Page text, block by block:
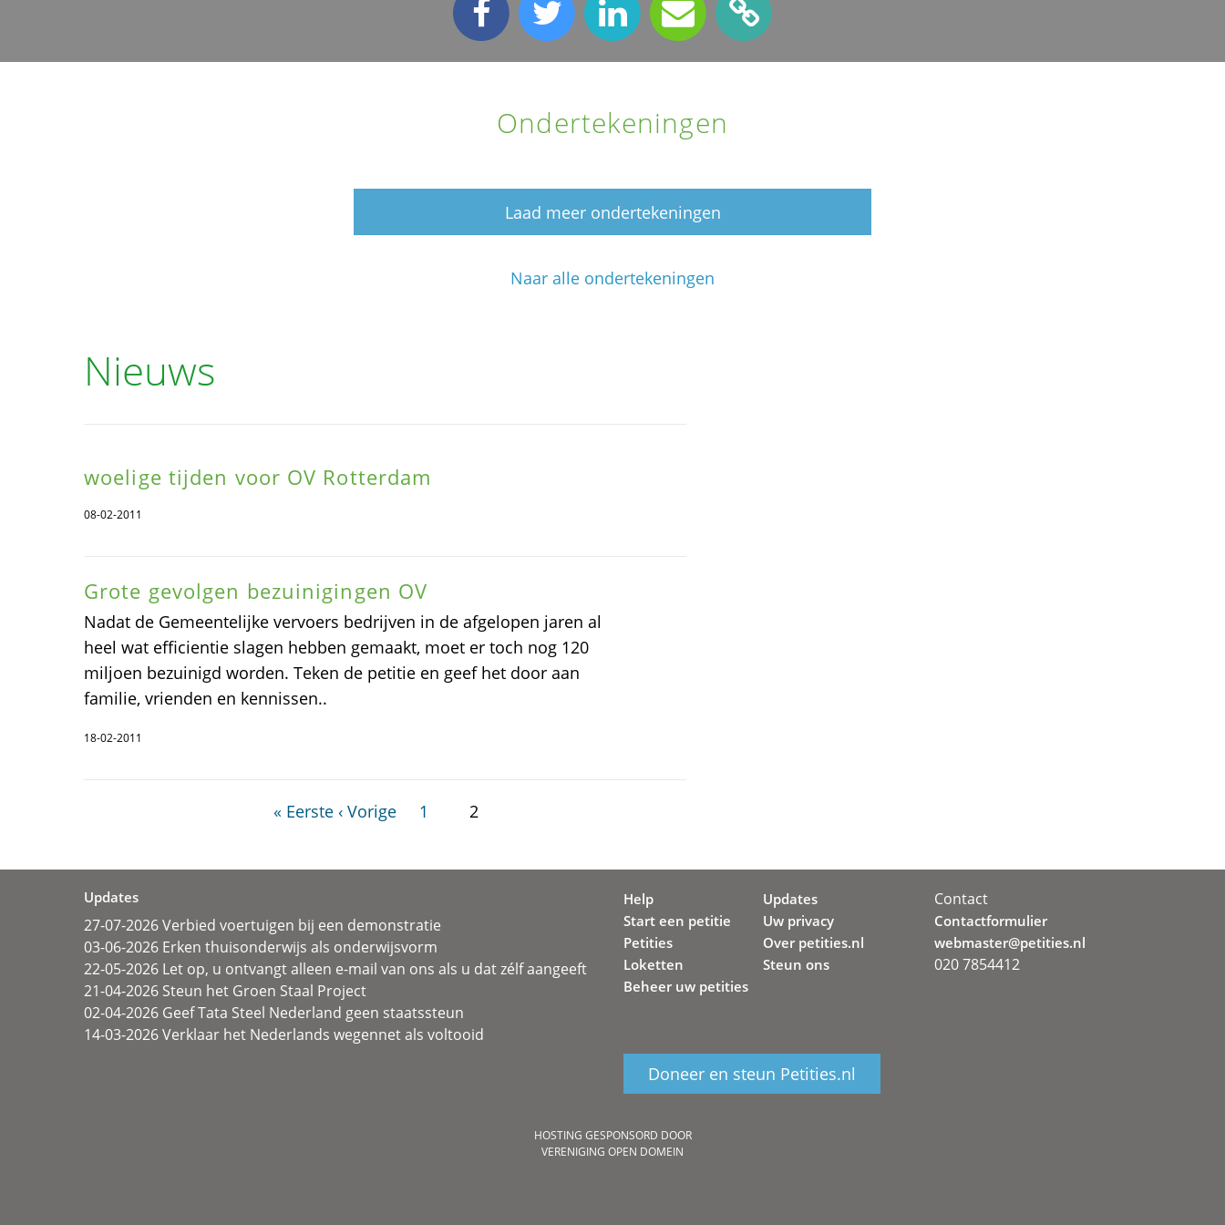
Ondertekeningen
Laad meer ondertekeningen
Naar alle ondertekeningen
Nieuws
woelige tijden voor OV Rotterdam
08-02-2011
Grote gevolgen bezuinigingen OV
Nadat de Gemeentelijke vervoers bedrijven in de afgelopen jaren al
heel wat efficientie slagen hebben gemaakt, moet er toch nog 120
miljoen bezuinigd worden. Teken de petitie en geef het door aan
familie, vrienden en kennissen..
18-02-2011
« Eerste ‹ Vorige 1 2
Updates
27-07-2026 Verbied voertuigen bij een demonstratie
03-06-2026 Erken thuisonderwijs als onderwijsvorm
22-05-2026 Let op, u ontvangt alleen e-mail van ons als u dat zélf aangeeft
21-04-2026 Steun het Groen Staal Project
02-04-2026 Geef Tata Steel Nederland geen staatssteun
14-03-2026 Verklaar het Nederlands wegennet als voltooid
Help
Start een petitie
Petities
Loketten
Beheer uw petities
Updates
Uw privacy
Over petities.nl
Steun ons
Doneer en steun Petities.nl
Contact
Contactformulier
webmaster@petities.nl
020 7854412
HOSTING GESPONSORD DOOR
VERENIGING OPEN DOMEIN